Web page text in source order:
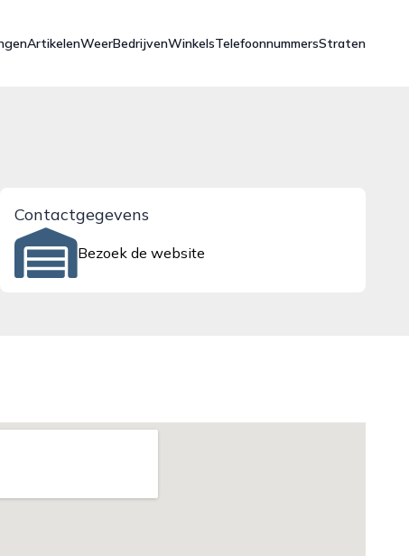
ArtikelenWeerBedrijvenWinkelsTelefoonnummersStraten
Contactgegevens
Bezoek de website